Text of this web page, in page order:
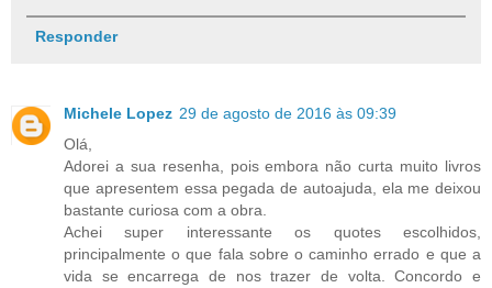
Responder
Michele Lopez 29 de agosto de 2016 às 09:39
Olá,
Adorei a sua resenha, pois embora não curta muito livros
que apresentem essa pegada de autoajuda, ela me deixou
bastante curiosa com a obra.
Achei super interessante os quotes escolhidos,
principalmente o que fala sobre o caminho errado e que a
vida se encarrega de nos trazer de volta. Concordo e